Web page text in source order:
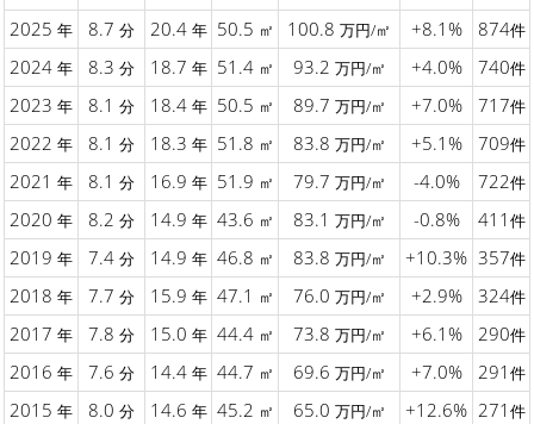
2025 年 8.7 分 20.4 年 50.5 ㎡ 100.8 万円/㎡ +8.1% 874件
2024 年 8.3 分 18.7 年 51.4 ㎡ 93.2 万円/㎡ +4.0% 740件
2023 年 8.1 分 18.4 年 50.5 ㎡ 89.7 万円/㎡ +7.0% 717件
2022 年 8.1 分 18.3 年 51.8 ㎡ 83.8 万円/㎡ +5.1% 709件
2021 年 8.1 分 16.9 年 51.9 ㎡ 79.7 万円/㎡ -4.0% 722件
2020 年 8.2 分 14.9 年 43.6 ㎡ 83.1 万円/㎡ -0.8% 411 件
2019 年 7.4 分 14.9 年 46.8 ㎡ 83.8 万円/㎡ +10.3% 357件
2018 年 7.7 分 15.9 年 47.1 ㎡ 76.0 万円/㎡ +2.9% 324件
2017 年 7.8 分 15.0 年 44.4 ㎡ 73.8 万円/㎡ +6.1% 290件
2016 年 7.6 分 14.4 年 44.7 ㎡ 69.6 万円/㎡ +7.0% 291 件
2015 年 8.0 分 14.6 年 45.2 ㎡ 65.0 万円/㎡ +12.6% 271 件